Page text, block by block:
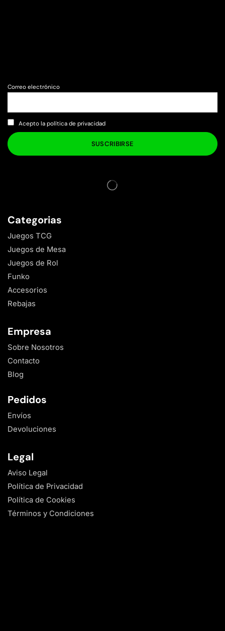
Correo electrónico
Acepto la política de privacidad
Categorias
Juegos TCG
Juegos de Mesa
Juegos de Rol
Funko
Accesorios
Rebajas
Empresa
Sobre Nosotros
Contacto
Blog
Pedidos
Envíos
Devoluciones
Legal
Aviso Legal
Política de Privacidad
Política de Cookies
Términos y Condiciones